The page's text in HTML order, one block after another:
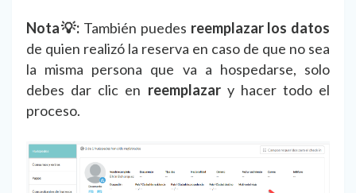
Nota💡: También puedes reemplazar los datos
de quien realizó la reserva en caso de que no sea
la misma persona que va a hospedarse, solo
debes dar clic en reemplazar y hacer todo el
proceso.